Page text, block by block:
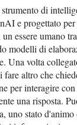
di
e progettato
essere umano
modelli di
Una volta
fare altro che
per interagire
una risposta.
uno stato